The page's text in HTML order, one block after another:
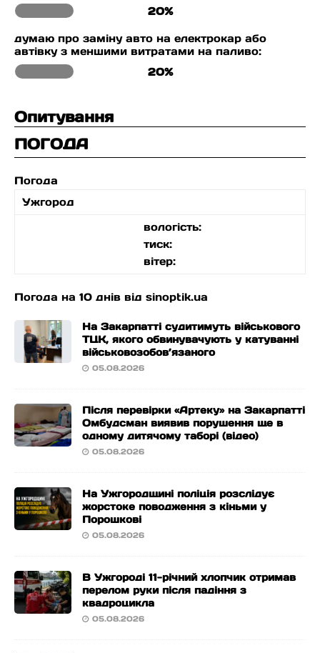
20%
думаю про заміну авто на електрокар або
автівку з меншими витратами на паливо:
20%
Опитування
ПОГОДА
Погода
Ужгород
вологість:
тиск:
вітер:
Погода на 10 днів від sinoptik.ua
На Закарпатті судитимуть військового
ТЦК, якого обвинувачують у катуванні
військовозобов’язаного
05.08.2026
Після перевірки «Артеку» на Закарпатті
Омбудсман виявив порушення ще в
одному дитячому таборі (відео)
05.08.2026
На Ужгородщині поліція розслідує
жорстоке поводження з кіньми у
Порошкові
05.08.2026
В Ужгороді 11-річний хлопчик отримав
перелом руки після падіння з
квадроцикла
05.08.2026